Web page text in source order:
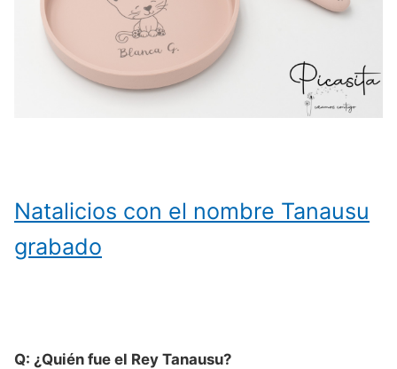
Natalicios con el nombre Tanausu
grabado
Q: ¿Quién fue el Rey Tanausu?